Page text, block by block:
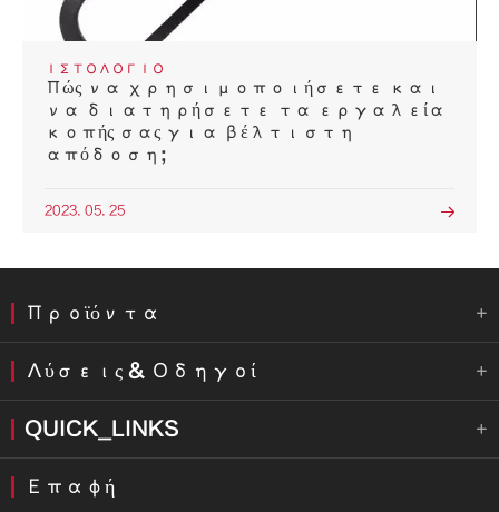
ΙΣΤΟΛΌΓΙΟ
Πώς να χρησιμοποιήσετε και
να διατηρήσετε τα εργαλεία
κοπής σας για βέλτιστη
απόδοση;
2023. 05. 25 
Προϊόντα 
Λύσεις & Οδηγοί 
QUICK_LINKS 
Επαφή